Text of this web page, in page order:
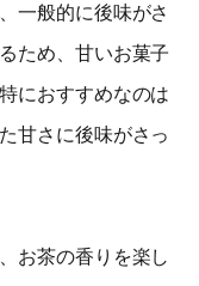
一般的に後味がさ
ため、甘いお菓子
におすすめなのは
甘さに後味がさっ
お茶の香りを楽し